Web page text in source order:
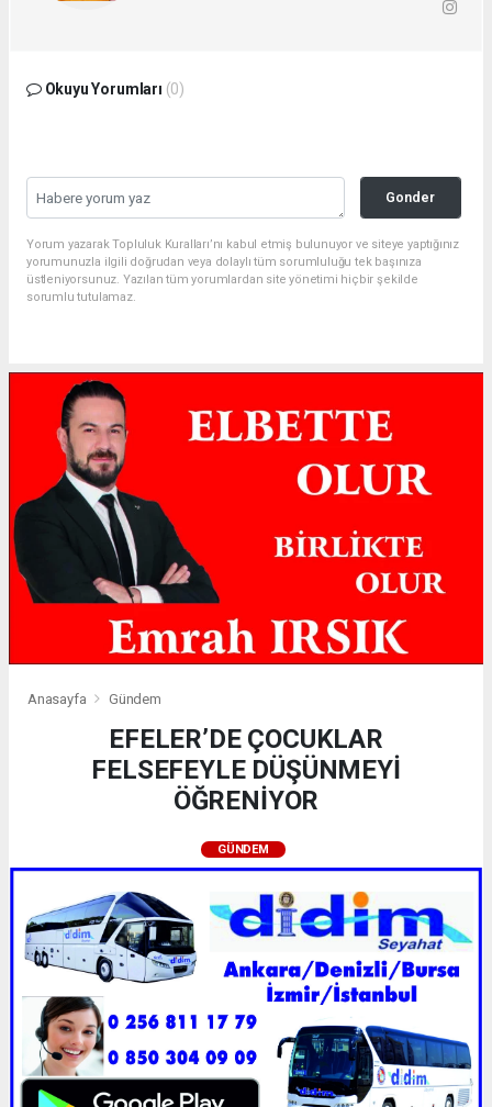
Okuyu Yorumları (0)
Gonder
Yorum yazarak Topluluk Kuralları’nı kabul etmiş bulunuyor ve siteye yaptığınız
yorumunuzla ilgili doğrudan veya dolaylı tüm sorumluluğu tek başınıza
üstleniyorsunuz. Yazılan tüm yorumlardan site yönetimi hiçbir şekilde
sorumlu tutulamaz.
Anasayfa Gündem
EFELER’DE ÇOCUKLAR
FELSEFEYLE DÜŞÜNMEYİ
ÖĞRENİYOR
GÜNDEM